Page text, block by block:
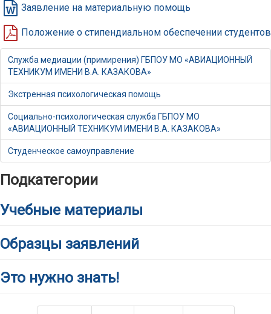
Заявление на материальную помощь
Положение о стипендиальном обеспечении студентов
Служба медиации (примирения) ГБПОУ МО «АВИАЦИОННЫЙ
ТЕХНИКУМ ИМЕНИ В.А. КАЗАКОВА»
Экстренная психологическая помощь
Социально-психологическая служба ГБПОУ МО
«АВИАЦИОННЫЙ ТЕХНИКУМ ИМЕНИ В.А. КАЗАКОВА»
Студенческое самоуправление
Подкатегории
Учебные материалы
Образцы заявлений
Это нужно знать!